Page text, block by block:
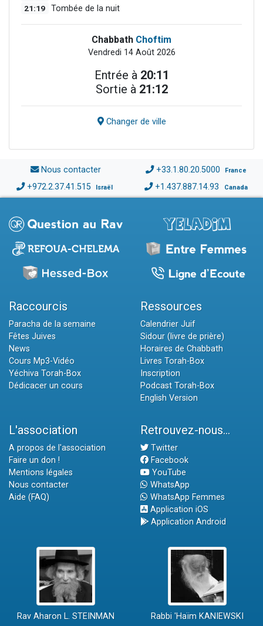
21:19 Tombée de la nuit
Chabbath Choftim
Vendredi 14 Août 2026
Entrée à 20:11
Sortie à 21:12
Changer de ville
Nous contacter +33.1.80.20.5000 France
+972.2.37.41.515 Israël +1.437.887.14.93 Canada
Raccourcis
Paracha de la semaine
Fêtes Juives
News
Cours Mp3-Vidéo
Yéchiva Torah-Box
Dédicacer un cours
Ressources
Calendrier Juif
Sidour (livre de prière)
Horaires de Chabbath
Livres Torah-Box
Inscription
Podcast Torah-Box
English Version
L'association
A propos de l'association
Faire un don !
Mentions légales
Nous contacter
Aide (FAQ)
Retrouvez-nous...
Twitter
Facebook
YouTube
WhatsApp
WhatsApp Femmes
Application iOS
Application Android
Rav Aharon L. STEINMAN Rabbi 'Haïm KANIEWSKI